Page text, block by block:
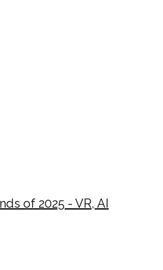
of 2025 - VR, AI